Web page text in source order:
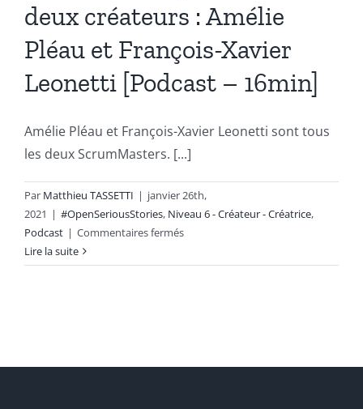
deux créateurs : Amélie
Pléau et François-Xavier
Leonetti [Podcast – 16min]
Amélie Pléau et François-Xavier Leonetti sont tous
les deux ScrumMasters. [...]
Par Matthieu TASSETTI | janvier 26th,
2021 | #OpenSeriousStories, Niveau 6 - Créateur - Créatrice,
Podcast | Commentaires ferméssur
retour
Lire la suite